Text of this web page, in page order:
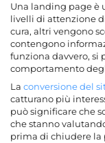
Una landing page è
livelli di attenzione
cura, altri vengono
contengono
funziona davvero, si
comportamento
La conversione del
catturano più
può significare che
che stanno
prima di chiudere la